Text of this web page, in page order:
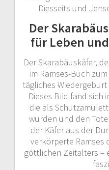
Diesseits und
Der
für Leben
Der Skarabäuskäfer,
im Ramses-Buch
tägliches
Dieses Bild fand sich
die als
wurden und den
der Käfer aus der
verkörperte Ramses
göttlichen Zeitalters –